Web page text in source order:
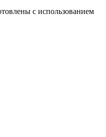
с использованием